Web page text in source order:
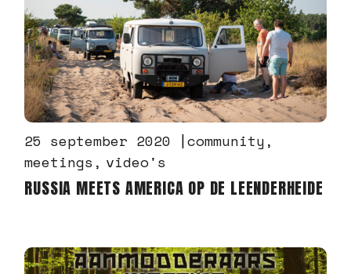
25 september 2020
community
meetings
video's
RUSSIA MEETS AMERICA OP DE LEENDERHEIDE